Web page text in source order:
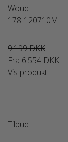
Woud
178-120710M
9.199 DKK
Fra 6.554 DKK
Vis produkt
Tilbud